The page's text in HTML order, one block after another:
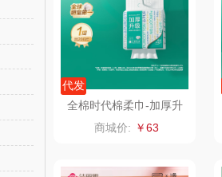
洁丽雅（包销款）
五丰黎红
泉尔思
奈斯派索
代发
全棉时代棉柔巾-加厚升
级悬挂式洗脸巾60gsm2
00抽/包
商城价: ￥63